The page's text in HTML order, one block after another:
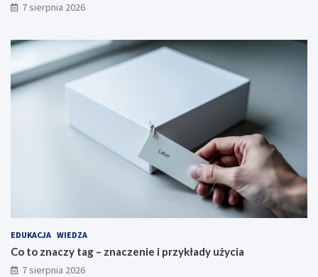
7 sierpnia 2026
EDUKACJA WIEDZA
Co to znaczy tag – znaczenie i przykłady użycia
7 sierpnia 2026